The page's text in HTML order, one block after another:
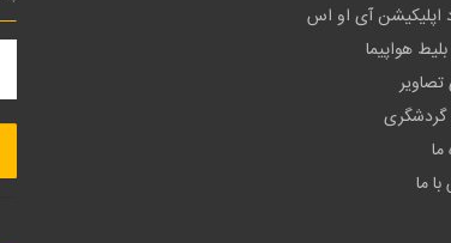
اپلیکیشن آی او اس
هواپیما
تصاویر
گردشگری
ما
ما